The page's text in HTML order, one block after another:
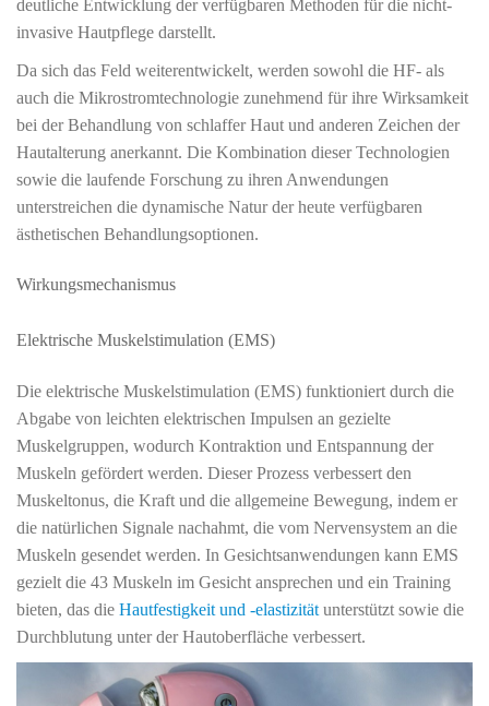
deutliche Entwicklung der verfügbaren Methoden für die nicht-
invasive Hautpflege darstellt.
Da sich das Feld weiterentwickelt, werden sowohl die HF- als
auch die Mikrostromtechnologie zunehmend für ihre Wirksamkeit
bei der Behandlung von schlaffer Haut und anderen Zeichen der
Hautalterung anerkannt. Die Kombination dieser Technologien
sowie die laufende Forschung zu ihren Anwendungen
unterstreichen die dynamische Natur der heute verfügbaren
ästhetischen Behandlungsoptionen.
Wirkungsmechanismus
Elektrische Muskelstimulation (EMS)
Die elektrische Muskelstimulation (EMS) funktioniert durch die
Abgabe von leichten elektrischen Impulsen an gezielte
Muskelgruppen, wodurch Kontraktion und Entspannung der
Muskeln gefördert werden. Dieser Prozess verbessert den
Muskeltonus, die Kraft und die allgemeine Bewegung, indem er
die natürlichen Signale nachahmt, die vom Nervensystem an die
Muskeln gesendet werden. In Gesichtsanwendungen kann EMS
gezielt die 43 Muskeln im Gesicht ansprechen und ein Training
bieten, das die Hautfestigkeit und -elastizität unterstützt sowie die
Durchblutung unter der Hautoberfläche verbessert.